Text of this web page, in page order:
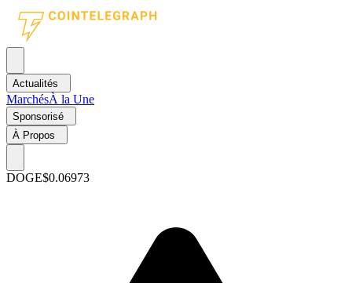
Actualités
MarchésÀ la Une
Sponsorisé
À Propos
DOGE$0.06973